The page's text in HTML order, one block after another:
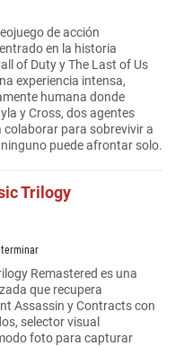
de acción
en la historia
of Duty y The Last of Us
experiencia intensa,
humana donde
y Cross, dos agentes
colaborar para sobrevivir a
puede afrontar solo.
Trilogy
Remastered es una
que recupera
Assassin y Contracts con
selector visual
foto para capturar